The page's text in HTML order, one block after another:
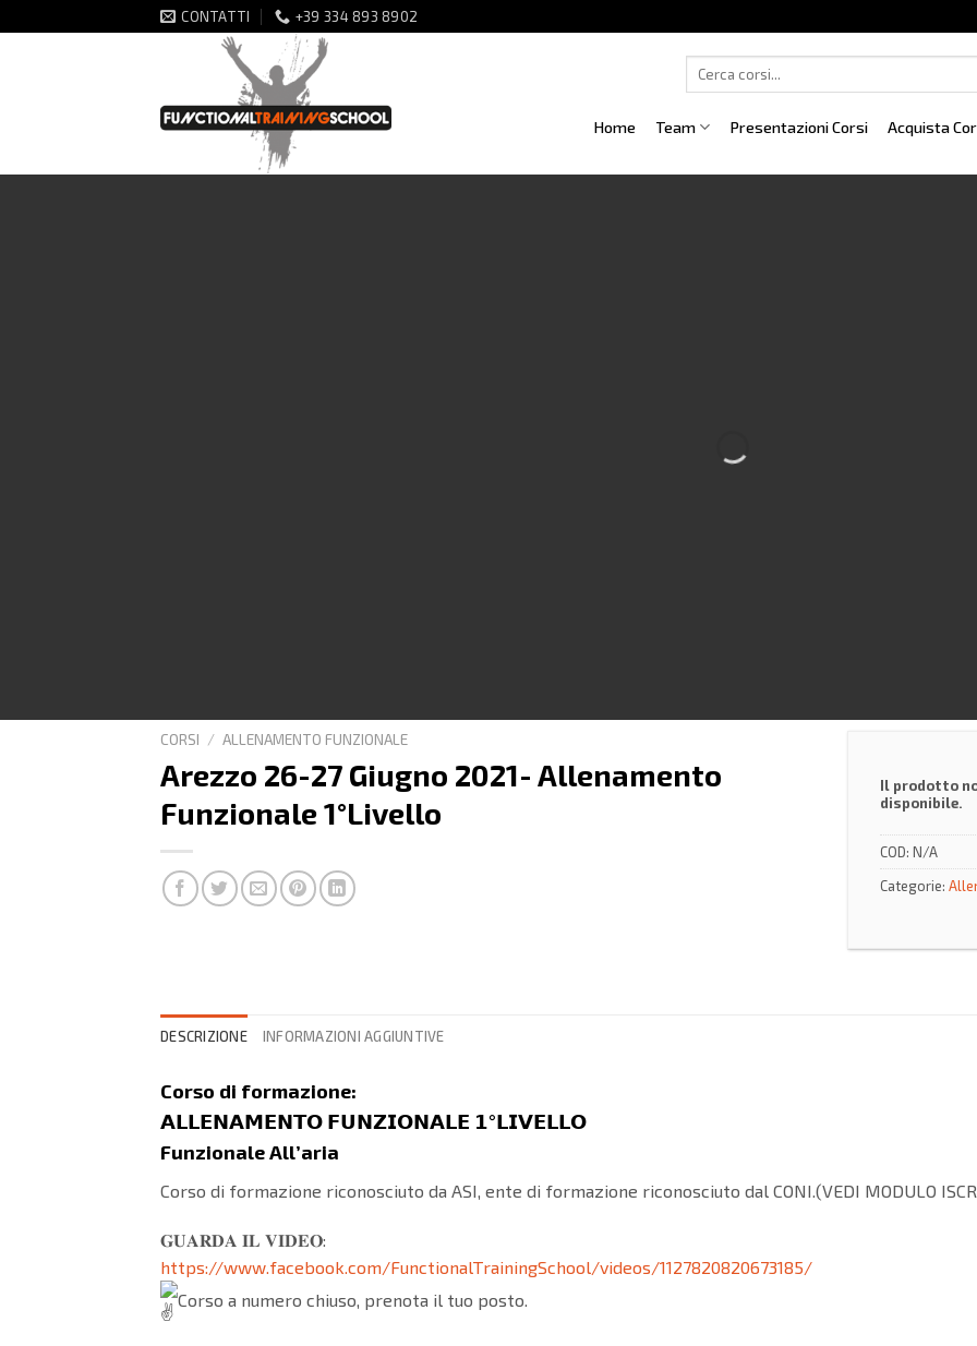
ai
CONTATTI +39 334 893 8902
Home Team Presentazioni Corsi Acquista
CORSI / ALLENAMENTO FUNZIONALE
Arezzo 26-27 Giugno 2021- Allenamento
Funzionale 1°Livello
Il prodotto
disponibile.
COD: N/A
Categorie:
DESCRIZIONE INFORMAZIONI AGGIUNTIVE
Corso di formazione:
𝗔𝗟𝗟𝗘𝗡𝗔𝗠𝗘𝗡𝗧𝗢 𝗙𝗨𝗡𝗭𝗜𝗢𝗡𝗔𝗟𝗘 𝟭°𝗟𝗜𝗩𝗘𝗟𝗟𝗢
Funzionale All’aria
Corso di formazione riconosciuto da ASI, ente di formazione riconosciuto dal CONI.(VEDI MODULO
𝐆𝐔𝐀𝐑𝐃𝐀 𝐈𝐋 𝐕𝐈𝐃𝐄𝐎:
https://www.facebook.com/FunctionalTrainingSchool/videos/1127820820673185/
Corso a numero chiuso, prenota il tuo posto.